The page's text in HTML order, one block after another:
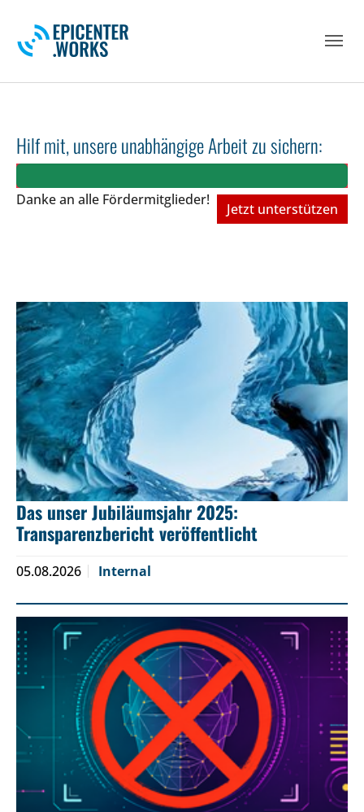
Hilf mit, unsere unabhängige Arbeit zu sichern:
Danke an alle Fördermitglieder!
Jetzt unterstützen
Das unser Jubiläumsjahr 2025:
Transparenzbericht veröffentlicht
05.08.2026 Internal